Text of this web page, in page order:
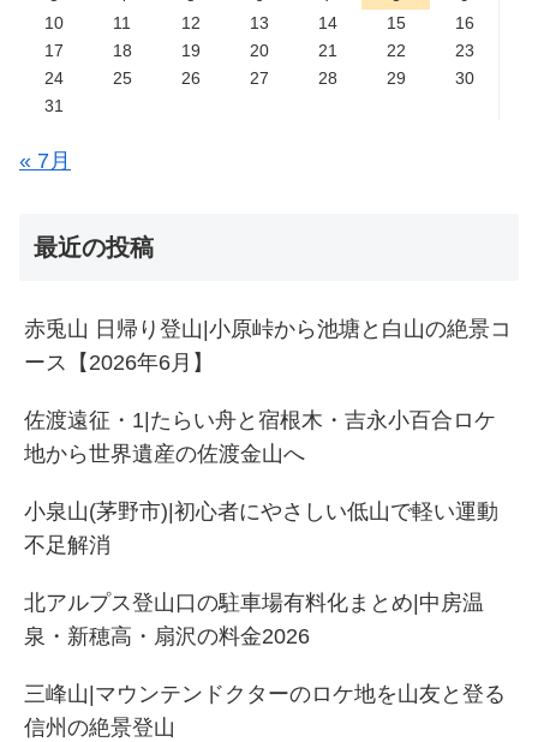
10
11 12 13 14 15
16
17
18 19 20 21 22
23
24
25 26 27 28 29
30
31
« 7月
最近の投稿
赤兎山 日帰り登山|小原峠から池塘と白山の絶景コ
ース【2026年6月】
佐渡遠征・1|たらい舟と宿根木・吉永小百合ロケ
地から世界遺産の佐渡金山へ
小泉山(茅野市)|初心者にやさしい低山で軽い運動
不足解消
北アルプス登山口の駐車場有料化まとめ|中房温
泉・新穂高・扇沢の料金2026
三峰山|マウンテンドクターのロケ地を山友と登る
信州の絶景登山